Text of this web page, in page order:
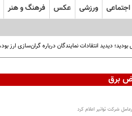
اجتماعی ورزشی عکس فرهنگ و هنر
دیدید انتقادات نمایندگان درباره گران‌سازی ارز
برق
شرکت توانیر اعلام کرد